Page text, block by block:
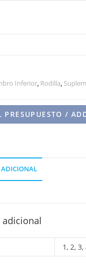
Inferior, Rodilla,
PRESUPUESTO /
1, 2, 3,